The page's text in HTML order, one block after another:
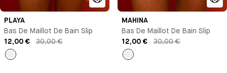
PLAYA
Bas De Maillot De Bain Slip
12,00 €
30,00 €
MAHINA
Bas De Maillot De Bain Slip
12,00 €
30,00 €